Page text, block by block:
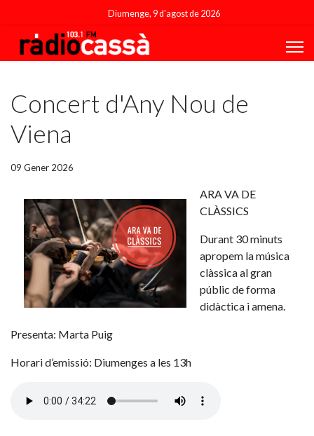
Diumenge, 9 d'agost de 2026
Concert d'Any Nou de
Viena
09 Gener 2026
ARA VA DE
CLÀSSICS
Durant 30 minuts
apropem la música
clàssica al gran
públic de forma
didàctica i amena.
Presenta: Marta Puig
Horari d’emissió: Diumenges a les 13h